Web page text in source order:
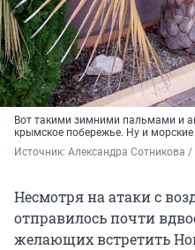
Вот такими зимними пальмами и
крымское побережье. Ну и морские
Источник: Александра Сотникова /
Несмотря на атаки с
отправилось почти
желающих встретить